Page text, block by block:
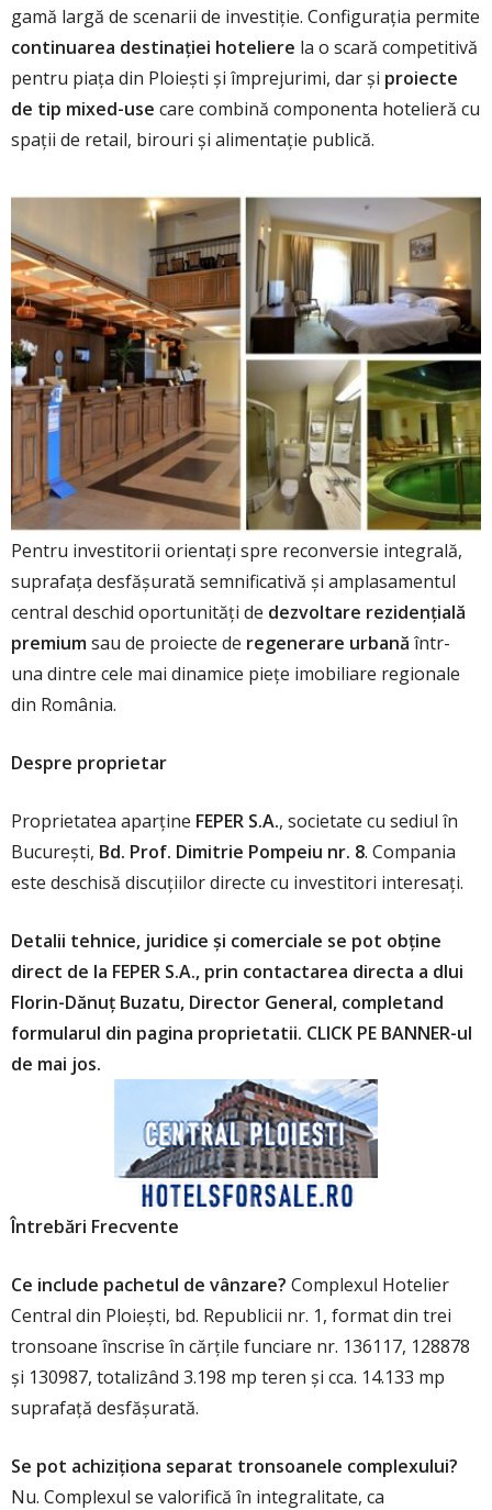
gamă largă de scenarii de investiție. Configurația permite
continuarea destinației hoteliere la o scară competitivă
pentru piața din Ploiești și împrejurimi, dar și proiecte
de tip mixed-use care combină componenta hotelieră cu
spații de retail, birouri și alimentație publică.
Pentru investitorii orientați spre reconversie integrală,
suprafața desfășurată semnificativă și amplasamentul
central deschid oportunități de dezvoltare rezidențială
premiumsau de proiecte de regenerare urbană într-
una dintre cele mai dinamice piețe imobiliare regionale
din România.
Despre proprietar
Proprietatea aparține FEPER S.A., societate cu sediul în
București, Bd. Prof. Dimitrie Pompeiu nr. 8. Compania
este deschisă discuțiilor directe cu investitori interesați.
Detalii tehnice, juridice și comerciale se pot obține
direct de la FEPER S.A., prin contactarea directa a dlui
Florin-Dănuț Buzatu, Director General, completand
formularul din pagina proprietatii. CLICK PE BANNER-ul
de mai jos.
Întrebări Frecvente
Ce include pachetul de vânzare? Complexul Hotelier
Central din Ploiești, bd. Republicii nr. 1, format din trei
tronsoane înscrise în cărțile funciare nr. 136117, 128878
și 130987, totalizând 3.198 mp teren și cca. 14.133 mp
suprafață desfășurată.
Se pot achiziționa separat tronsoanele complexului?
Nu. Complexul se valorifică în integralitate, ca